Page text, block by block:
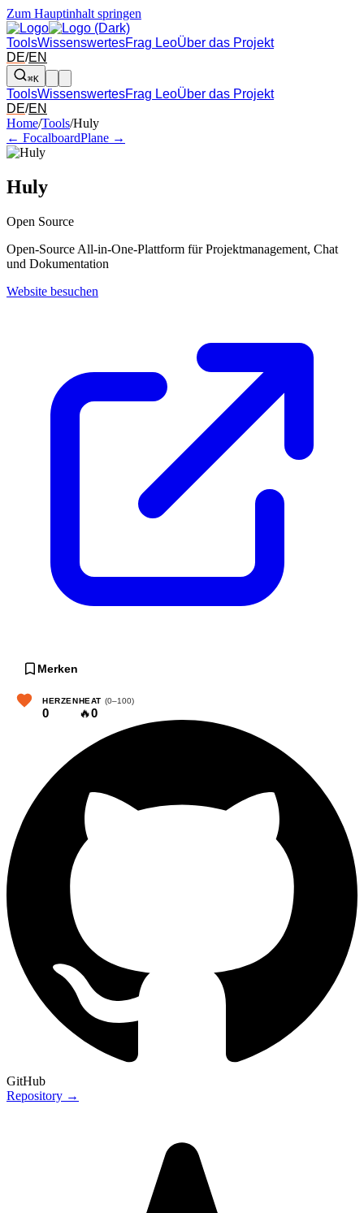
Zum Hauptinhalt springen
ToolsWissenswertesFrag LeoÜber das Projekt
DE/EN
⌘K
ToolsWissenswertesFrag LeoÜber das Projekt
DE/EN
Pfeil links und rechts: zum benachbarten Tool in der Übersicht
Home/Tools/Huly
← FocalboardPlane →
Huly
Open Source
Open-Source All-in-One-Plattform für Projektmanagement, Chat
und Dokumentation
Website besuchen
Merken
HERZEN
0
HEAT (0–100)
🔥0
GitHub
Repository →